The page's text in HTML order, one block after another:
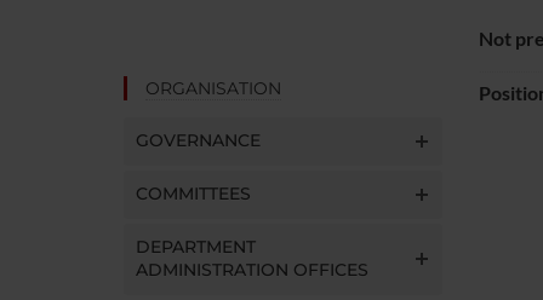
ORGANISATION
GOVERNANCE
COMMITTEES
DEPARTMENT
ADMINISTRATION OFFICES
Not